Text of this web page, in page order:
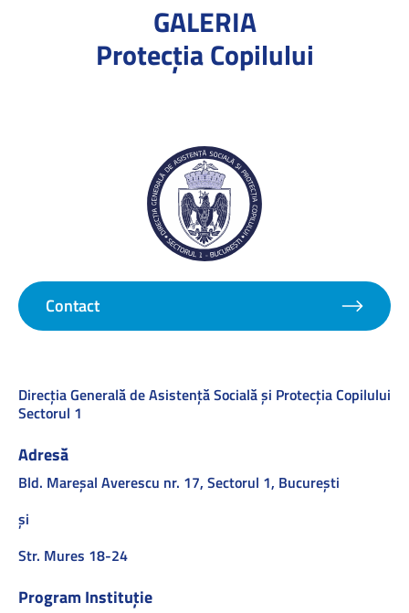
GALERIA
Protecţia Copilului
Contact
Direcţia Generală de Asistenţă Socială şi Protecţia Copilului
Sectorul 1
Adresă
Bld. Mareşal Averescu nr. 17, Sectorul 1, Bucureşti
și
Str. Mures 18-24
Program Instituție